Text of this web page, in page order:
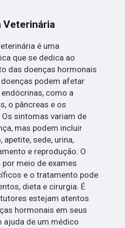
Veterinária
é uma
que se dedica ao
das doenças hormonais
podem afetar
como a
o pâncreas e os
sintomas variam de
mas podem incluir
apetite, sede, urina,
e reprodução. O
meio de exames
e o tratamento pode
dieta e cirurgia. É
estejam atentos
hormonais em seus
ajuda de um médico